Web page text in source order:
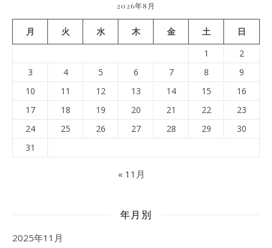
2026年8月
月 火 水 木 金 土
日
1
2
3
4 5 6 7 8
9
10
11 12 13 14 15
16
17
18 19 20 21 22
23
24
25 26 27 28 29
30
31
« 11月
年月別
2025年11月